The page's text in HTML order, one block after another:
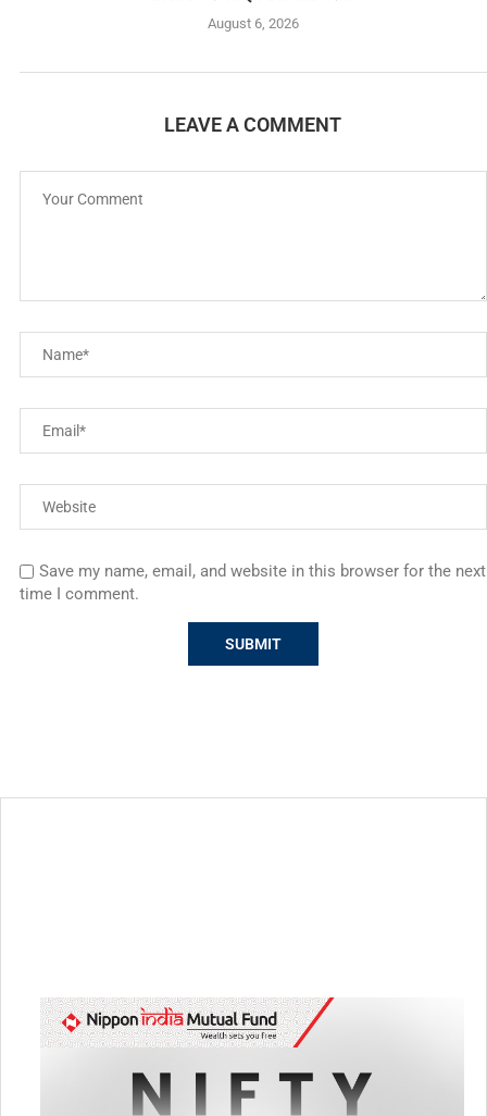
August 6, 2026
LEAVE A COMMENT
Save my name, email, and website in this browser for the next
time I comment.